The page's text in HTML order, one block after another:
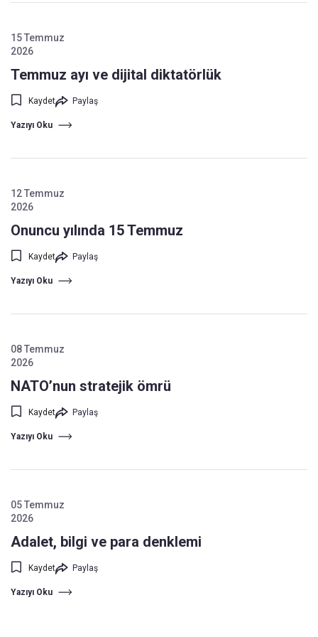
15 Temmuz
2026
Temmuz ayı ve dijital diktatörlük
Kaydet Paylaş
Yazıyı Oku
12 Temmuz
2026
Onuncu yılında 15 Temmuz
Kaydet Paylaş
Yazıyı Oku
08 Temmuz
2026
NATO’nun stratejik ömrü
Kaydet Paylaş
Yazıyı Oku
05 Temmuz
2026
Adalet, bilgi ve para denklemi
Kaydet Paylaş
Yazıyı Oku